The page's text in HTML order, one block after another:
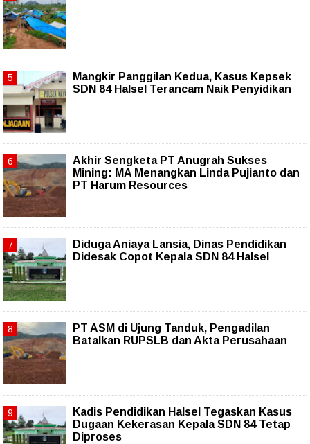
Mangkir Panggilan Kedua, Kasus Kepsek
SDN 84 Halsel Terancam Naik Penyidikan
Akhir Sengketa PT Anugrah Sukses
Mining: MA Menangkan Linda Pujianto dan
PT Harum Resources
Diduga Aniaya Lansia, Dinas Pendidikan
Didesak Copot Kepala SDN 84 Halsel
PT ASM di Ujung Tanduk, Pengadilan
Batalkan RUPSLB dan Akta Perusahaan
Kadis Pendidikan Halsel Tegaskan Kasus
Dugaan Kekerasan Kepala SDN 84 Tetap
Diproses